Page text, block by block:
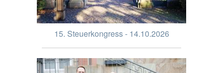
15. Steuerkongress - 14.10.2026